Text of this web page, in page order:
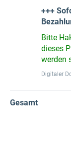
+++
Bitte
dieses
werden
Digitaler
Gesamt